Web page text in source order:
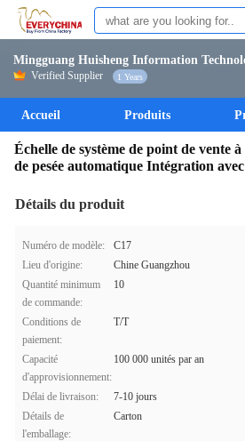
Mingguang Huisheng Information
Verified Supplier 1 Years
Accueil Produits
Échelle de système de point de vente
de pesée automatique Intégration
Détails du produit
Numéro de modèle:
C17
Lieu d'origine:
Chine Guangzhou
Quantité minimum
de commande:
10
Conditions de
paiement:
T/T
Capacité
d'approvisionnement:
100 000 unités par an
Délai de livraison:
7-10 jours
Détails de
l'emballage:
Carton